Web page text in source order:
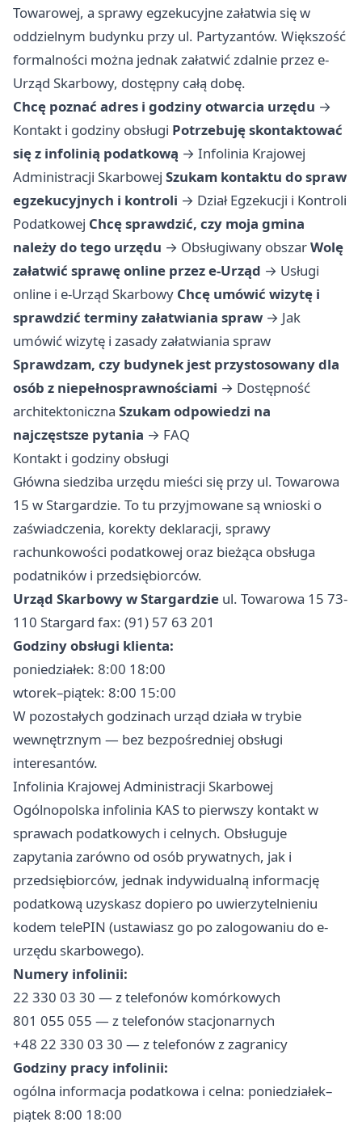
Towarowej, a sprawy egzekucyjne załatwia się w
oddzielnym budynku przy ul. Partyzantów. Większość
formalności można jednak załatwić zdalnie przez e-
Urząd Skarbowy, dostępny całą dobę.
Chcę poznać adres i godziny otwarcia urzędu →
Kontakt i godziny obsługi Potrzebuję skontaktować
się z infolinią podatkową → Infolinia Krajowej
Administracji Skarbowej Szukam kontaktu do spraw
egzekucyjnych i kontroli → Dział Egzekucji i Kontroli
Podatkowej Chcę sprawdzić, czy moja gmina
należy do tego urzędu → Obsługiwany obszarWolę
załatwić sprawę online przez e-Urząd → Usługi
online i e-Urząd Skarbowy Chcę umówić wizytę i
sprawdzić terminy załatwiania spraw → Jak
umówić wizytę i zasady załatwiania spraw
Sprawdzam, czy budynek jest przystosowany dla
osób z niepełnosprawnościami → Dostępność
architektoniczna Szukam odpowiedzi na
najczęstsze pytania → FAQ
Kontakt i godziny obsługi
Główna siedziba urzędu mieści się przy ul. Towarowa
15 w Stargardzie. To tu przyjmowane są wnioski o
zaświadczenia, korekty deklaracji, sprawy
rachunkowości podatkowej oraz bieżąca obsługa
podatników i przedsiębiorców.
Urząd Skarbowy w Stargardzie ul. Towarowa 15 73-
110 Stargard fax: (91) 57 63 201
Godziny obsługi klienta:
poniedziałek: 8:00 18:00
wtorek–piątek: 8:00 15:00
W pozostałych godzinach urząd działa w trybie
wewnętrznym — bez bezpośredniej obsługi
interesantów.
Infolinia Krajowej Administracji Skarbowej
Ogólnopolska infolinia KAS to pierwszy kontakt w
sprawach podatkowych i celnych. Obsługuje
zapytania zarówno od osób prywatnych, jak i
przedsiębiorców, jednak indywidualną informację
podatkową uzyskasz dopiero po uwierzytelnieniu
kodem telePIN (ustawiasz go po zalogowaniu do e-
urzędu skarbowego).
Numery infolinii:
22 330 03 30 — z telefonów komórkowych
801 055 055 — z telefonów stacjonarnych
+48 22 330 03 30 — z telefonów z zagranicy
Godziny pracy infolinii:
ogólna informacja podatkowa i celna: poniedziałek–
piątek 8:00 18:00